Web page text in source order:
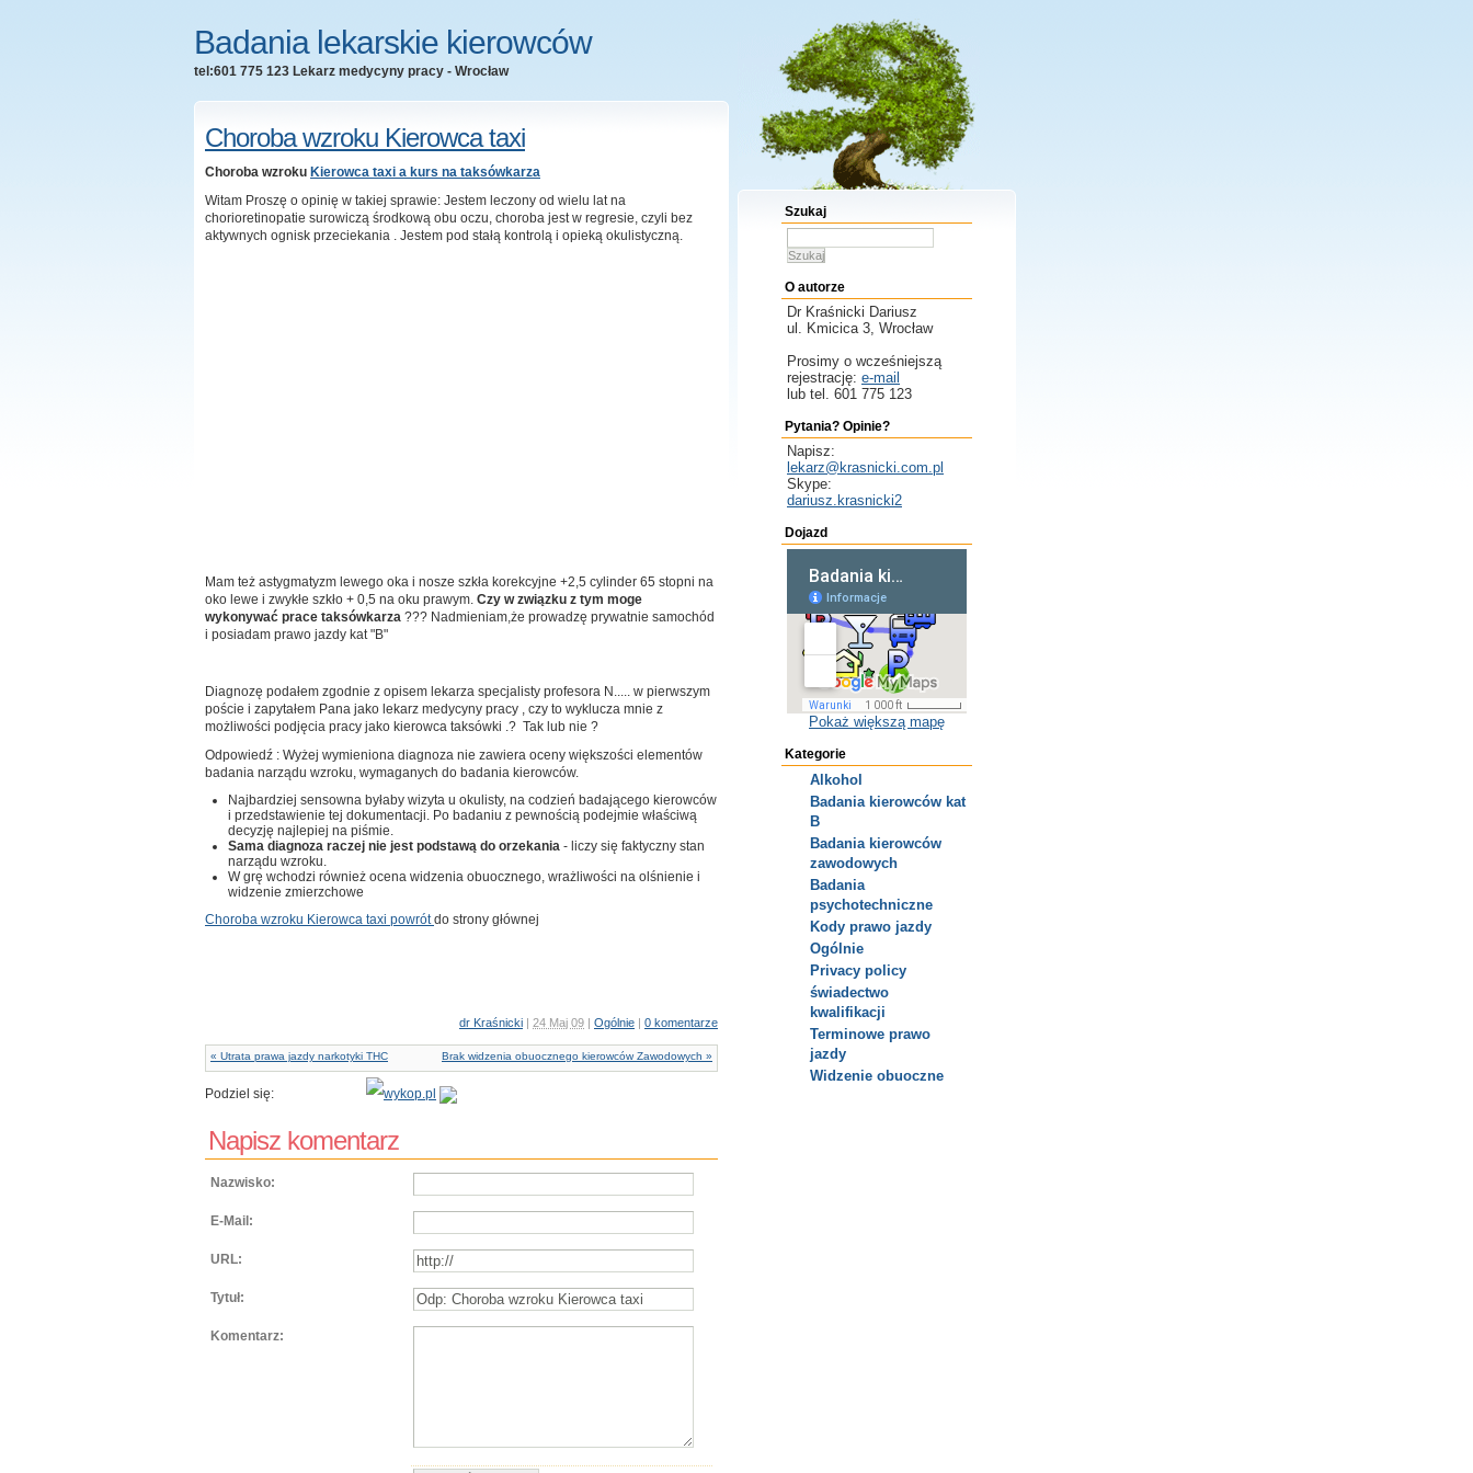
Badania lekarskie kierowców
tel:601 775 123 Lekarz medycyny pracy - Wrocław
Choroba wzroku Kierowca taxi
Choroba wzroku Kierowca taxi a kurs na taksówkarza
Witam Proszę o opinię w takiej sprawie: Jestem leczony od wielu lat na
chorioretinopatie surowiczą środkową obu oczu, choroba jest w regresie, czyli bez
aktywnych ognisk przeciekania . Jestem pod stałą kontrolą i opieką okulistyczną.
Mam też astygmatyzm lewego oka i nosze szkła korekcyjne +2,5 cylinder 65 stopni na
oko lewe i zwykłe szkło + 0,5 na oku prawym. Czy w związku z tym moge
wykonywać prace taksówkarza ??? Nadmieniam,że prowadzę prywatnie samochód
i posiadam prawo jazdy kat "B"
Diagnozę podałem zgodnie z opisem lekarza specjalisty profesora N..... w pierwszym
poście i zapytałem Pana jako lekarz medycyny pracy , czy to wyklucza mnie z
możliwości podjęcia pracy jako kierowca taksówki .? Tak lub nie ?
Odpowiedź : Wyżej wymieniona diagnoza nie zawiera oceny większości elementów
badania narządu wzroku, wymaganych do badania kierowców.
Najbardziej sensowna byłaby wizyta u okulisty, na codzień badającego kierowców
i przedstawienie tej dokumentacji. Po badaniu z pewnością podejmie właściwą
decyzję najlepiej na piśmie.
Sama diagnoza raczej nie jest podstawą do orzekania - liczy się faktyczny stan
narządu wzroku.
W grę wchodzi również ocena widzenia obuocznego, wrażliwości na olśnienie i
widzenie zmierzchowe
Choroba wzroku Kierowca taxi powrótdo strony głównej
dr Kraśnicki | 24 Maj 09 | Ogólnie | 0 komentarze
« Utrata prawa jazdy narkotyki THC Brak widzenia obuocznego kierowców Zawodowych »
Podziel się:
Napisz komentarz
Nazwisko:
E-Mail:
URL:
Tytuł:
Komentarz:
Szukaj
Szukaj
O autorze
Dr Kraśnicki Dariusz
ul. Kmicica 3, Wrocław
Prosimy o wcześniejszą
rejestrację: e-mail
lub tel. 601 775 123
Pytania? Opinie?
Napisz:
lekarz@krasnicki.com.pl
Skype:
dariusz.krasnicki2
Dojazd
Pokaż większą mapę
Kategorie
Alkohol
Badania kierowców kat
B
Badania kierowców
zawodowych
Badania
psychotechniczne
Kody prawo jazdy
Ogólnie
Privacy policy
świadectwo
kwalifikacji
Terminowe prawo
jazdy
Widzenie obuoczne